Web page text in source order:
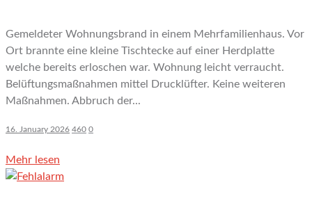
Gemeldeter Wohnungsbrand in einem Mehrfamilienhaus. Vor
Ort brannte eine kleine Tischtecke auf einer Herdplatte
welche bereits erloschen war. Wohnung leicht verraucht.
Belüftungsmaßnahmen mittel Drucklüfter. Keine weiteren
Maßnahmen. Abbruch der...
16. January 2026 460 0
Mehr lesen